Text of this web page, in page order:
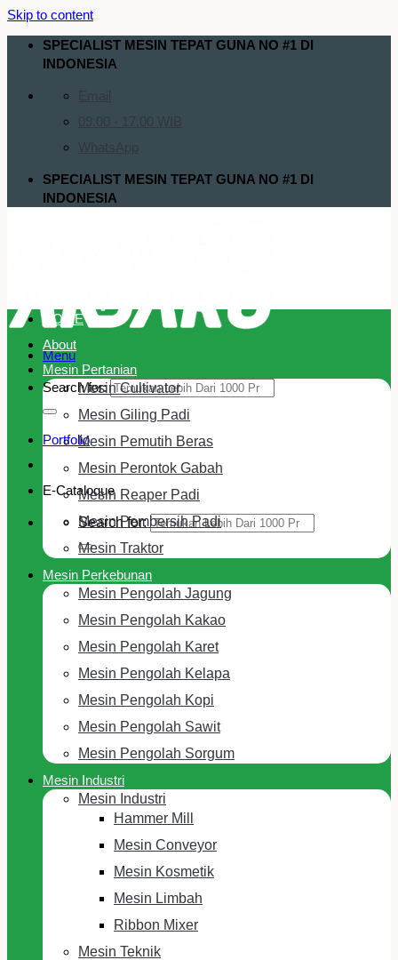
Skip to content
SPECIALIST MESIN TEPAT GUNA NO #1 DI
INDONESIA
SPECIALIST MESIN TEPAT GUNA NO #1 DI
INDONESIA
Menu
Search for:
Portfolio
E-Cataloque
Search for:
HOME
About
Mesin Pertanian
Mesin Cultivator
Mesin Giling Padi
Mesin Pemutih Beras
Mesin Perontok Gabah
Mesin Reaper Padi
Mesin Pembersih Padi
Mesin Traktor
Mesin Perkebunan
Mesin Pengolah Jagung
Mesin Pengolah Kakao
Mesin Pengolah Karet
Mesin Pengolah Kelapa
Mesin Pengolah Kopi
Mesin Pengolah Sawit
Mesin Pengolah Sorgum
Mesin Industri
Mesin Industri
Hammer Mill
Mesin Conveyor
Mesin Kosmetik
Mesin Limbah
Ribbon Mixer
Mesin Teknik